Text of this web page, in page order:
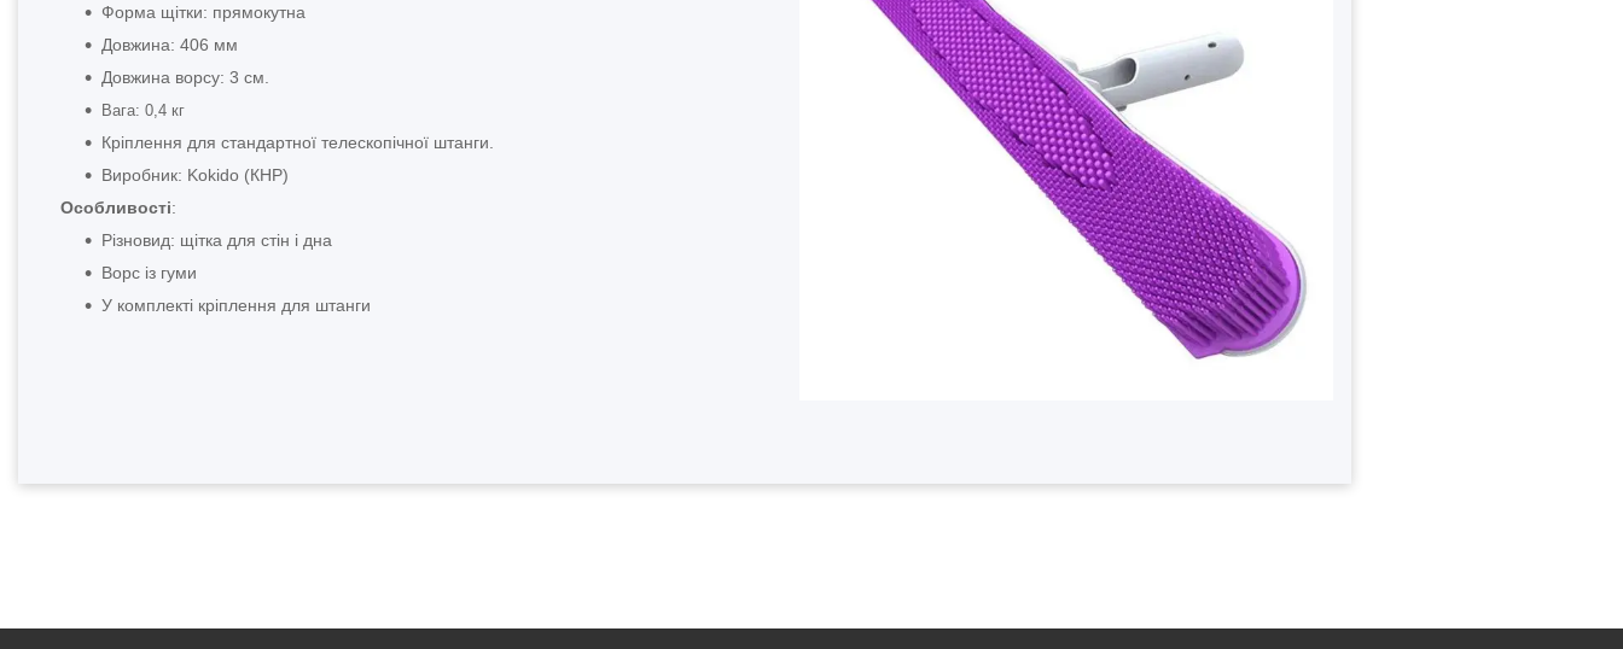
Форма щітки: прямокутна
Довжина: 406 мм
Довжина ворсу: 3 см.
Вага: 0,4 кг
Кріплення для стандартної телескопічної штанги.
Виробник: Kokido (КНР)
Особливості:
Різновид: щітка для стін і дна
Ворс із гуми
У комплекті кріплення для штанги